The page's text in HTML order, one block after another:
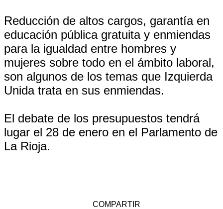
Reducción de altos cargos, garantía en
educación pública gratuita y enmiendas
para la igualdad entre hombres y
mujeres sobre todo en el ámbito laboral,
son algunos de los temas que Izquierda
Unida trata en sus enmiendas.
El debate de los presupuestos tendrá
lugar el 28 de enero en el Parlamento de
La Rioja.
COMPARTIR